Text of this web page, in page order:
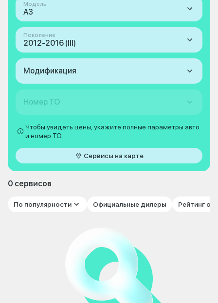
Модель
A3
Поколение
2012-2016 (III)
Модификация
Номер ТО
Чтобы увидеть цены, укажите полные параметры авто
и номер ТО
Сервисы на карте
0 сервисов
По популярности Официальные дилеры Рейтинг